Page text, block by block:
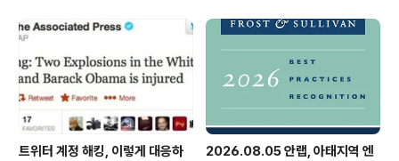
트위터 계정 해킹, 이렇게 대응하
2026.08.05 안랩, 아태지역 엔